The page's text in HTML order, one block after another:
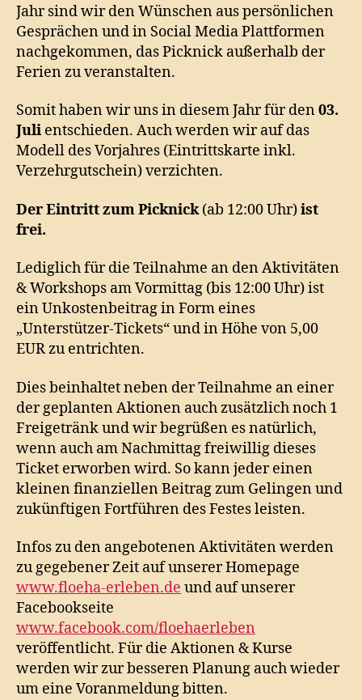
Jahr sind wir den Wünschen aus persönlichen
Gesprächen und in Social Media Plattformen
nachgekommen, das Picknick außerhalb der
Ferien zu veranstalten.
Somit haben wir uns in diesem Jahr für den03.
Juli entschieden. Auch werden wir auf das
Modell des Vorjahres (Eintrittskarte inkl.
Verzehrgutschein) verzichten.
Der Eintritt zum Picknick(ab 12:00 Uhr)ist
frei.
Lediglich für die Teilnahme an den Aktivitäten
& Workshops am Vormittag (bis 12:00 Uhr) ist
ein Unkostenbeitrag in Form eines
„Unterstützer-Tickets“ und in Höhe von 5,00
EUR zu entrichten.
Dies beinhaltet neben der Teilnahme an einer
der geplanten Aktionen auch zusätzlich noch 1
Freigetränk und wir begrüßen es natürlich,
wenn auch am Nachmittag freiwillig dieses
Ticket erworben wird. So kann jeder einen
kleinen finanziellen Beitrag zum Gelingen und
zukünftigen Fortführen des Festes leisten.
Infos zu den angebotenen Aktivitäten werden
zu gegebener Zeit auf unserer Homepage
www.floeha-erleben.de und auf unserer
Facebookseite
www.facebook.com/floehaerleben
veröffentlicht. Für die Aktionen & Kurse
werden wir zur besseren Planung auch wieder
um eine Voranmeldung bitten.